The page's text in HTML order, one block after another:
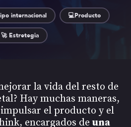
internacional 💻Producto
🚀 Estretegia
la vida del resto de
Hay muchas maneras,
impulsar el producto y el
encargados de una